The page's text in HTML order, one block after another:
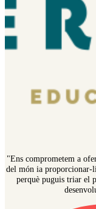
"Ens comprometem a
del món ia proporcionar-
perquè puguis triar el